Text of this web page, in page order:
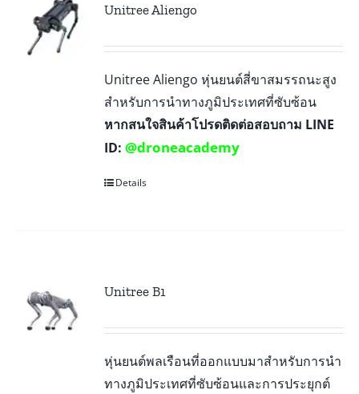
Unitree Aliengo
Unitree Aliengo หุ่นยนต์สี่ขาสมรรถนะสูง
สำหรับการนำทางภูมิประเทศที่ซับซ้อน
หากสนใจสินค้าโปรดติดต่อสอบถาม LINE
ID:@droneacademy
Details
Unitree B1
หุ่นยนต์พลเรือนที่ออกแบบมาสำหรับการนำ
ทางภูมิประเทศที่ซับซ้อนและการประยุกต์